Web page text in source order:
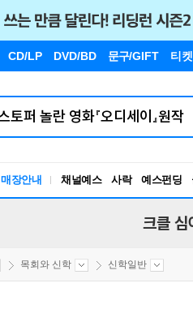
CD/LP DVD/BD 문구/GIFT 티켓
매장안내 채널예스 사락 예스펀딩
크클 심
목회와 신학 신학일반